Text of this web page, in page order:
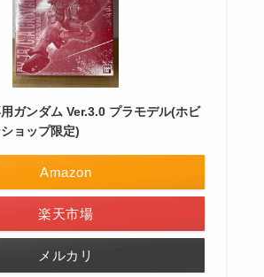
ガンダム Ver.3.0 プラモデル(ホビ
ョップ限定)
Amazon
楽天市場
メルカリ